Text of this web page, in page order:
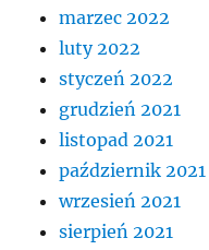
marzec 2022
luty 2022
styczeń 2022
grudzień 2021
listopad 2021
październik 2021
wrzesień 2021
sierpień 2021